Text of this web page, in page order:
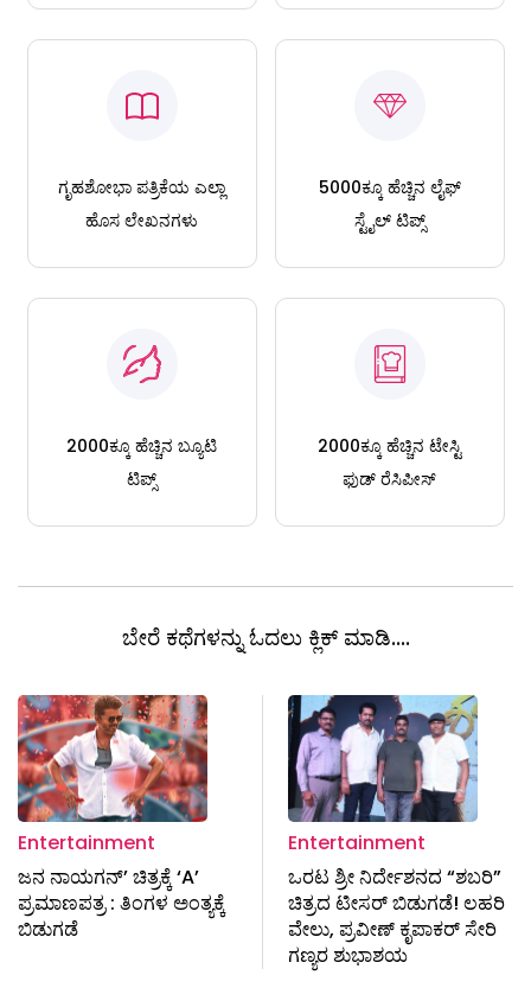
ಗೃಹಶೋಭಾ ಪತ್ರಿಕೆಯ ಎಲ್ಲಾ
ಹೊಸ ಲೇಖನಗಳು
5000ಕ್ಕೂ ಹೆಚ್ಚಿನ ಲೈಫ್
ಸ್ಟೈಲ್ ಟಿಪ್ಸ್
2000ಕ್ಕೂ ಹೆಚ್ಚಿನ ಬ್ಯೂಟಿ
ಟಿಪ್ಸ್
2000ಕ್ಕೂ ಹೆಚ್ಚಿನ ಟೇಸ್ಟಿ
ಫುಡ್ ರೆಸಿಪೀಸ್
ಬೇರೆ ಕಥೆಗಳನ್ನು ಓದಲು ಕ್ಲಿಕ್ ಮಾಡಿ....
Entertainment
ಜನ ನಾಯಗನ್’ ಚಿತ್ರಕ್ಕೆ ‘A’
ಪ್ರಮಾಣಪತ್ರ : ತಿಂಗಳ ಅಂತ್ಯಕ್ಕೆ
ಬಿಡುಗಡೆ
Entertainment
ಒರಟ ಶ್ರೀ ನಿರ್ದೇಶನದ “ಶಬರಿ”
ಚಿತ್ರದ ಟೀಸರ್ ಬಿಡುಗಡೆ! ಲಹರಿ
ವೇಲು, ಪ್ರವೀಣ್ ಕೃಪಾಕರ್ ಸೇರಿ
ಗಣ್ಯರ ಶುಭಾಶಯ